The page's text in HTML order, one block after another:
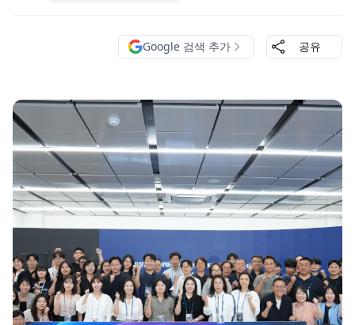
Google 검색 추가 공유